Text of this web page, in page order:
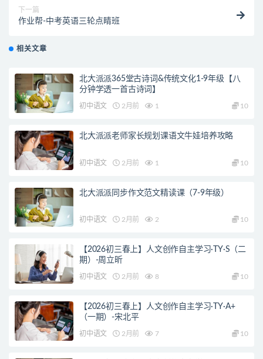
下一篇
作业帮-中考英语三轮点睛班
相关文章
北大派派365堂古诗词&传统文化1-9年级【八
分钟学透一首古诗词】
初中语文 2月前 1 10
北大派派老师家长规划课语文牛娃培养攻略
初中语文 2月前 1 10
北大派派同步作文范文精读课（7-9年级）
初中语文 2月前 2 10
【2026初三春上】人文创作自主学习·TY·S（二
期）-周立昕
初中语文 2月前 8 10
【2026初三春上】人文创作自主学习·TY·A+
（一期）-宋北平
初中语文 2月前 7 10